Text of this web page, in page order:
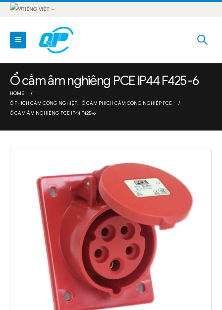
TIẾNG VIỆT
Ổ cắm âm nghiêng PCE IP44 F425-6
HOME
Ổ PHÍCH CẮM CÔNG NGHIỆP, Ổ CẮM PHÍCH CẮM CÔNG NGHIỆP PCE
Ổ CẮM ÂM NGHIÊNG PCE IP44 F425-6